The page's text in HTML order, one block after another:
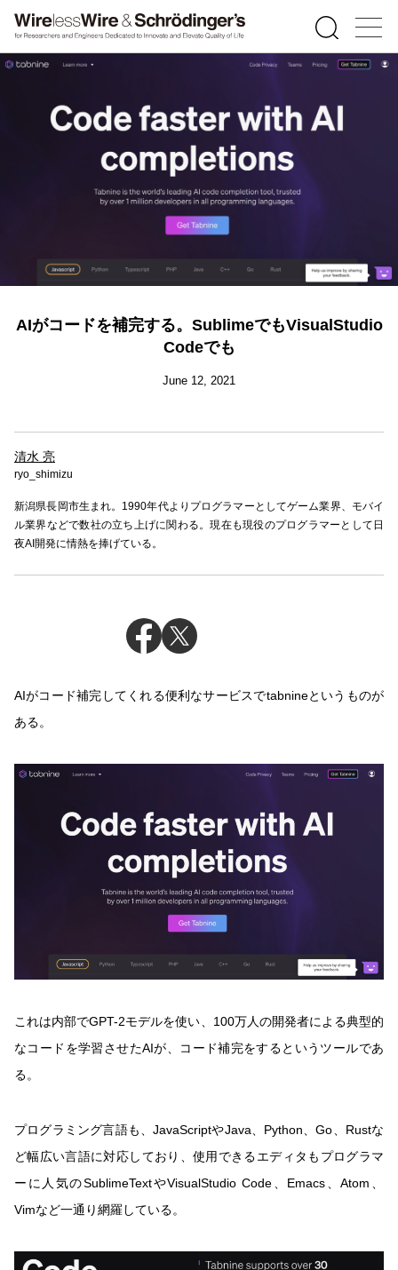
AIがコードを補完する。SublimeでもVisualStudio
Codeでも
June 12, 2021
清水 亮
ryo_shimizu
新潟県長岡市生まれ。1990年代よりプログラマーとしてゲーム業界、モバイ
ル業界などで数社の立ち上げに関わる。現在も現役のプログラマーとして日
夜AI開発に情熱を捧げている。
AIがコード補完してくれる便利なサービスでtabnineというものが
ある。
これは内部でGPT-2モデルを使い、100万人の開発者による典型的
なコードを学習させたAIが、コード補完をするというツールであ
る。
プログラミング言語も、JavaScriptやJava、Python、Go、Rustな
ど幅広い言語に対応しており、使用できるエディタもプログラマ
ーに人気のSublimeTextやVisualStudio Code、Emacs、Atom、
Vimなど一通り網羅している。